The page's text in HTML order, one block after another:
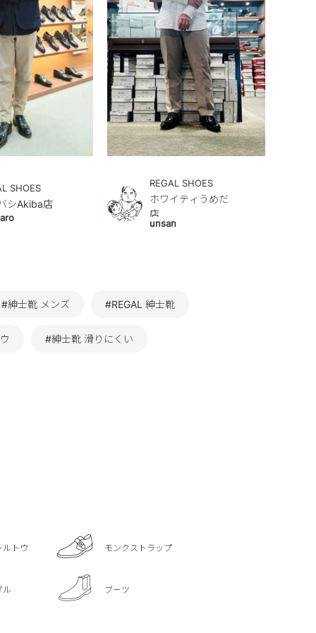
SHOES
シAkiba店
REGAL SHOES
ホワイティうめだ
店
unsan
#紳士靴 メンズ #REGAL 紳士靴
#紳士靴 滑りにくい
ルトウ モンクストラップ
ル ブーツ